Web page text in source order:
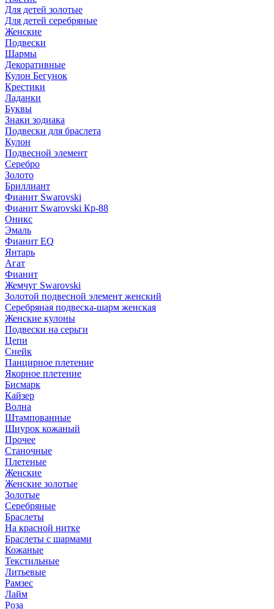
Для детей золотые
Для детей серебряные
Женские
Подвески
Шармы
Декоративные
Кулон Бегунок
Крестики
Ладанки
Буквы
Знаки зодиака
Подвески для браслета
Кулон
Подвесной элемент
Серебро
Золото
Бриллиант
Фианит Swarovski
Фианит Swarovski Кр-88
Оникс
Эмаль
Фианит EQ
Янтарь
Агат
Фианит
Жемчуг Swarovski
Золотой подвесной элемент женcкий
Серебряная подвеска-шарм женская
Женские кулоны
Подвески на серьги
Цепи
Снейк
Панцирное плетение
Якорное плетение
Бисмарк
Кайзер
Волна
Штампованные
Шнурок кожаный
Прочее
Станочные
Плетеные
Женские
Женские золотые
Золотые
Серебряные
Браслеты
На красной нитке
Браслеты с шармами
Кожаные
Текстильные
Литьевые
Рамзес
Лайм
Роза